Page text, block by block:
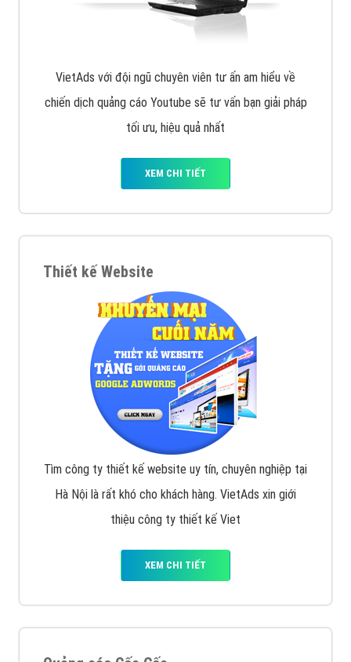
VietAds với đội ngũ chuyên viên tư ấn am hiểu về
chiến dịch quảng cáo Youtube sẽ tư vấn bạn giải pháp
tối ưu, hiệu quả nhất
XEM CHI TIẾT
Thiết kế Website
Tìm công ty thiết kế website uy tín, chuyên nghiệp tại
Hà Nội là rất khó cho khách hàng. VietAds xin giới
thiệu công ty thiết kế Viet
XEM CHI TIẾT